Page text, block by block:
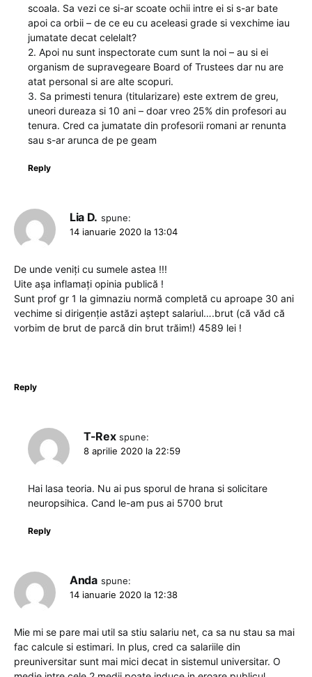
scoala. Sa vezi ce si-ar scoate ochii intre ei si s-ar bate
apoi ca orbii – de ce eu cu aceleasi grade si vexchime iau
jumatate decat celelalt?
2. Apoi nu sunt inspectorate cum sunt la noi – au si ei
organism de supravegeare Board of Trustees dar nu are
atat personal si are alte scopuri.
3. Sa primesti tenura (titularizare) este extrem de greu,
uneori dureaza si 10 ani – doar vreo 25% din profesori au
tenura. Cred ca jumatate din profesorii romani ar renunta
sau s-ar arunca de pe geam
Reply
Lia D. spune:
14 ianuarie 2020 la 13:04
De unde veniți cu sumele astea !!!
Uite așa inflamați opinia publică !
Sunt prof gr 1 la gimnaziu normă completă cu aproape 30 ani
vechime si dirigenție astăzi aștept salariul….brut (că văd că
vorbim de brut de parcă din brut trăim!) 4589 lei !
Reply
T-Rex spune:
8 aprilie 2020 la 22:59
Hai lasa teoria. Nu ai pus sporul de hrana si solicitare
neuropsihica. Cand le-am pus ai 5700 brut
Reply
Anda spune:
14 ianuarie 2020 la 12:38
Mie mi se pare mai util sa stiu salariu net, ca sa nu stau sa mai
fac calcule si estimari. In plus, cred ca salariile din
preuniversitar sunt mai mici decat in sistemul universitar. O